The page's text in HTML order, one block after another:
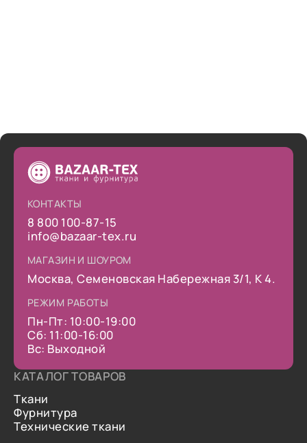
КОНТАКТЫ
8 800 100-87-15
info@bazaar-tex.ru
МАГАЗИН И ШОУРОМ
Москва, Семеновская Набережная 3/1, К 4.
РЕЖИМ РАБОТЫ
Пн-Пт: 10:00-19:00
Сб: 11:00-16:00
Вс: Выходной
КАТАЛОГ ТОВАРОВ
Ткани
Фурнитура
Технические ткани